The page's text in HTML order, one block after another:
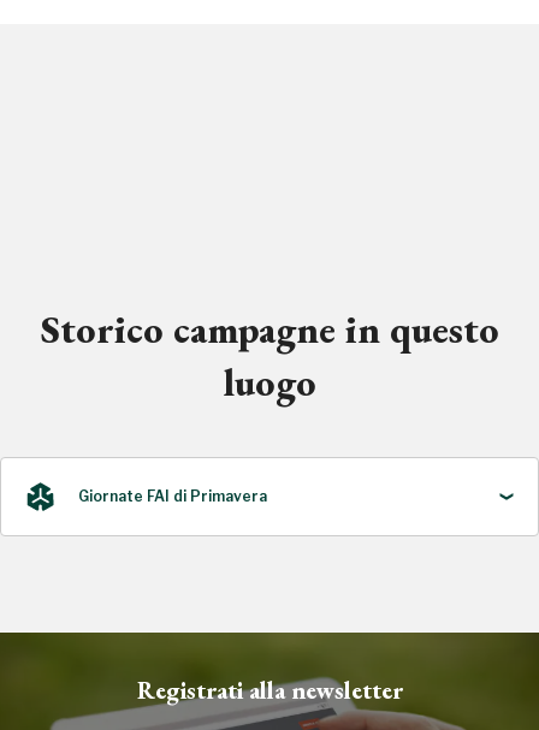
Storico campagne in questo
luogo
Giornate FAI di Primavera
Registrati alla newsletter